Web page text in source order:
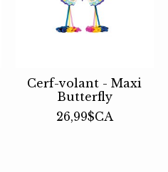
Cerf-volant - Maxi
Butterfly
26,99$CA